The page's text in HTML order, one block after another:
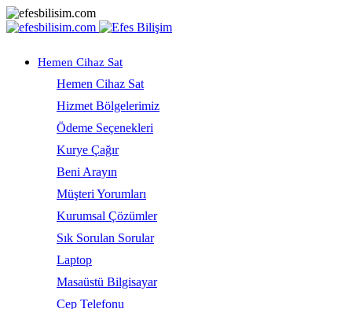
Hemen Cihaz Sat
Hemen Cihaz Sat
Hizmet Bölgelerimiz
Ödeme Seçenekleri
Kurye Çağır
Beni Arayın
Müşteri Yorumları
Kurumsal Çözümler
Sık Sorulan Sorular
Laptop
Masaüstü Bilgisayar
Cep Telefonu